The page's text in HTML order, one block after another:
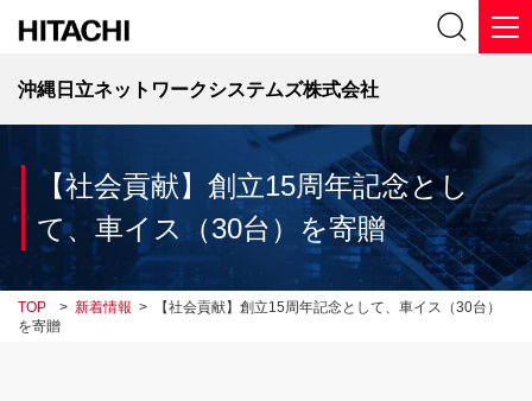
沖縄日立ネットワークシステムズ株式会社
【社会貢献】創立15周年記念とし
て、車イス（30台）を寄贈
TOP > 新着情報 >
【社会貢献】創立15周年記念として、車イス（30台）
を寄贈